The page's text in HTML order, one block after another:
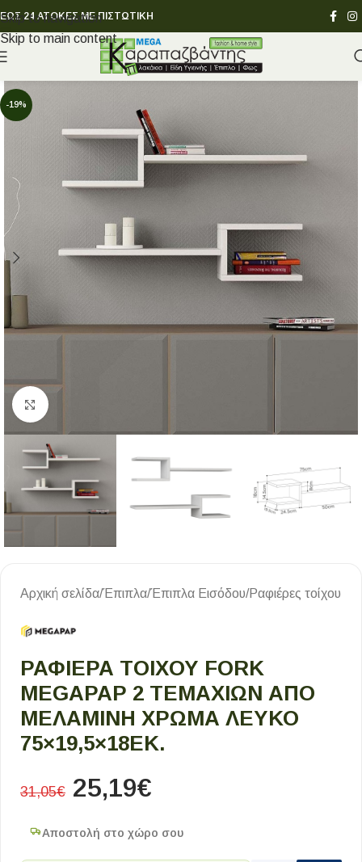
Skip to navigation
Skip to main content
ΕΩΣ 24 ΑΤΟΚΕΣ ΜΕ ΠΙΣΤΩΤΙΚΗ
-19%
Κλικ για μεγέθυνση
Αρχική σελίδα/Έπιπλα/Έπιπλα Εισόδου/Ραφιέρες τοίχου
ΡΑΦΙΈΡΑ ΤΟΊΧΟΥ FORK
MEGAPAP 2 ΤΕΜΑΧΊΩΝ ΑΠΌ
ΜΕΛΑΜΊΝΗ ΧΡΏΜΑ ΛΕΥΚΌ
75×19,5×18ΕΚ.
31,05€ 25,19€
Αποστολή στο χώρο σου